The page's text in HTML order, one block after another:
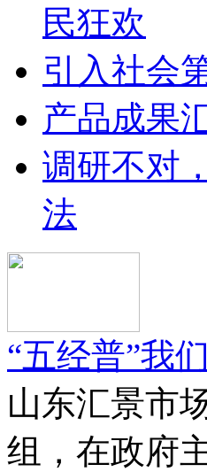
民狂欢
引入社会
产品成果
调研不对
法
“五经普”我
山东汇景市
组，在政府